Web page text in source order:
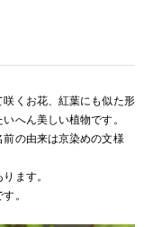
くお花、紅葉にも似た形
へん美しい植物です。
の由来は京染めの文様
ます。
。